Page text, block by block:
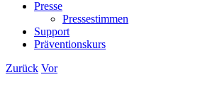
Presse
Pressestimmen
Support
Präventionskurs
Zurück Vor